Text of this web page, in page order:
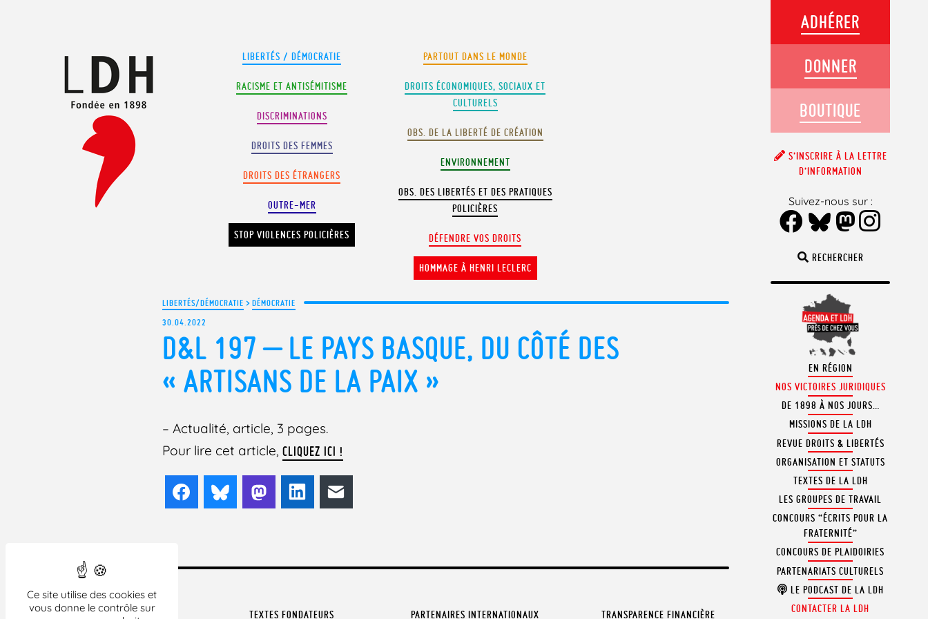
Ce site utilise des cookies et
vous donne le contrôle sur
LIBERTÉS / DÉMOCRATIE
RACISME ET ANTISÉMITISME
DISCRIMINATIONS
DROITS DES FEMMES
DROITS DES ÉTRANGERS
OUTRE-MER
STOP VIOLENCES POLICIÈRES
PARTOUT DANS LE MONDE
DROITS ÉCONOMIQUES, SOCIAUX ET
CULTURELS
OBS. DE LA LIBERTÉ DE CRÉATION
ENVIRONNEMENT
OBS. DES LIBERTÉS ET DES PRATIQUES
POLICIÈRES
DÉFENDRE VOS DROITS
HOMMAGE À HENRI LECLERC
LIBERTÉS/DÉMOCRATIE >DÉMOCRATIE
30.04.2022
D&L 197 – LE PAYS BASQUE, DU CÔTÉ DES
« ARTISANS DE LA PAIX »
– Actualité, article, 3 pages.
Pour lire cet article,CLIQUEZ ICI !
FacebookBlueskyMastodonLinkedIn
TEXTES FONDATEURS PARTENAIRES INTERNATIONAUX TRANSPARENCE FINANCIÈRE
RECHERCHER
EN RÉGION
NOS VICTOIRES JURIDIQUES
DE 1898 À NOS JOURS…
MISSIONS DE LA LDH
REVUE DROITS & LIBERTÉS
ORGANISATION ET STATUTS
TEXTES DE LA LDH
LES GROUPES DE TRAVAIL
CONCOURS “ÉCRITS POUR LA
FRATERNITÉ”
CONCOURS DE PLAIDOIRIES
PARTENARIATS CULTURELS
LE PODCAST DE LA LDH
CONTACTER LA LDH
ADHÉRER
DONNER
BOUTIQUE
S’INSCRIRE À LA LETTRE
D’INFORMATION
Suivez-nous sur :